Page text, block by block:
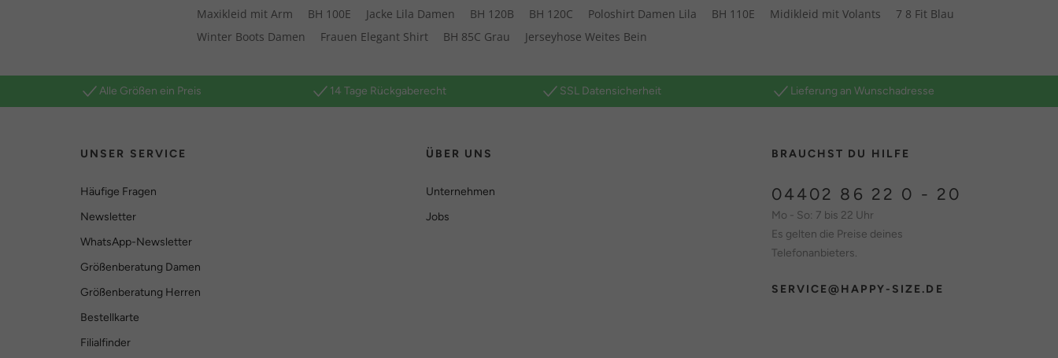
Maxikleid mit Arm
BH 100E Jacke Lila Damen BH 120B BH 120C Poloshirt Damen Lila BH 110E Midikleid mit Volants
7 8 Fit Blau
Winter Boots Damen
Frauen Elegant Shirt BH 85C Grau Jerseyhose Weites Bein
Alle Größen ein Preis 14 Tage Rückgaberecht SSL Datensicherheit Lieferung an Wunschadresse
UNSER SERVICE
Häufige Fragen
Newsletter
WhatsApp-Newsletter
Größenberatung Damen
Größenberatung Herren
Bestellkarte
Filialfinder
ÜBER UNS
Unternehmen
Jobs
BRAUCHST DU HILFE
04402 86 22 0 - 20
Mo - So: 7 bis 22 Uhr
Es gelten die Preise deines
Telefonanbieters.
SERVICE@HAPPY-SIZE.DE